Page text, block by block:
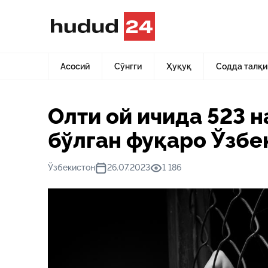
Асосий Сўнгги Ҳуқуқ Содда
Янгиликлар Олти ой ичида 523 нафар одам
Олти ой ичида 523
бўлган фуқаро
Ўзбекистон 26.07.2023 1 186